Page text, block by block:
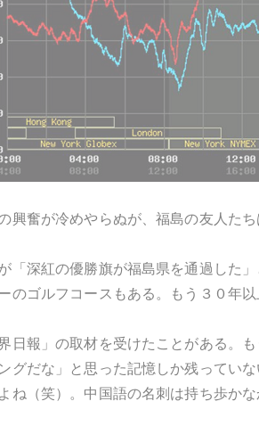
興奮が冷めやらぬが、福島の友人た
「深紅の優勝旗が福島県を通過した
のゴルフコースもある。もう３０年
日報」の取材を受けたことがある。
グだな」と思った記憶しか残ってい
ね（笑）。中国語の名刺は持ち歩か